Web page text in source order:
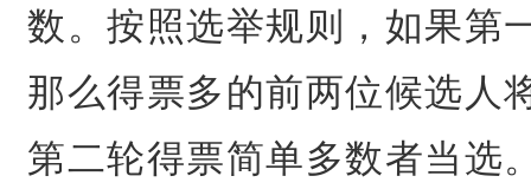
数。按照选举规则，如果第
那么得票多的前两位候选人
第二轮得票简单多数者当选